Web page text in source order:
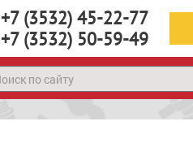
+7 (3532) 45-22-77
+7 (3532) 50-59-49